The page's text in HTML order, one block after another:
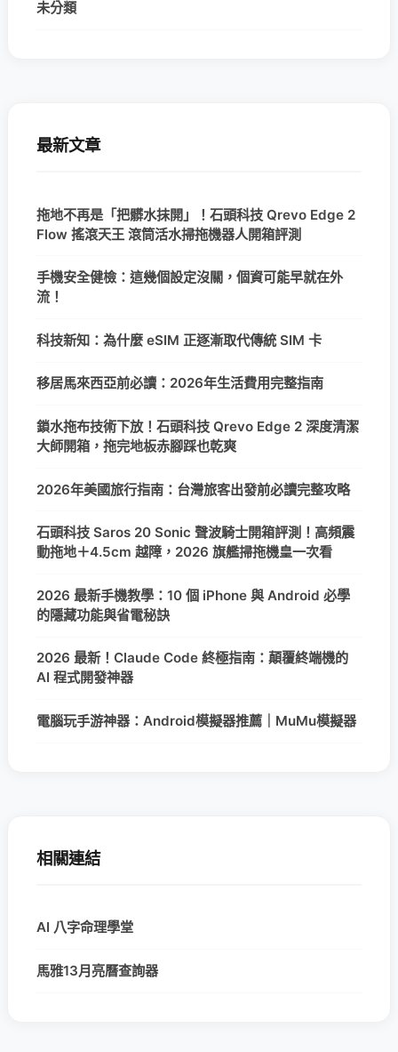
未分類
最新文章
拖地不再是「把髒水抹開」！石頭科技 Qrevo Edge 2
Flow 搖滾天王 滾筒活水掃拖機器人開箱評測
手機安全健檢：這幾個設定沒關，個資可能早就在外
流！
科技新知：為什麼 eSIM 正逐漸取代傳統 SIM 卡
移居馬來西亞前必讀：2026年生活費用完整指南
鎖水拖布技術下放！石頭科技 Qrevo Edge 2 深度清潔
大師開箱，拖完地板赤腳踩也乾爽
2026年美國旅行指南：台灣旅客出發前必讀完整攻略
石頭科技 Saros 20 Sonic 聲波騎士開箱評測！高頻震
動拖地＋4.5cm 越障，2026 旗艦掃拖機皇一次看
2026 最新手機教學：10 個 iPhone 與 Android 必學
的隱藏功能與省電秘訣
2026 最新！Claude Code 終極指南：顛覆終端機的
AI 程式開發神器
電腦玩手游神器：Android模擬器推薦｜MuMu模擬器
相關連結
AI 八字命理學堂
馬雅13月亮曆查詢器